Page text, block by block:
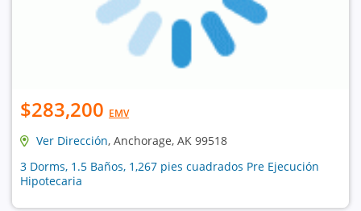
$283,200 EMV
Ver Dirección, Anchorage, AK 99518
3 Dorms, 1.5 Baños, 1,267 pies cuadrados Pre Ejecución
Hipotecaria